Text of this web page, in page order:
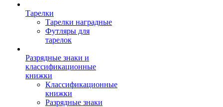
Тарелки
Тарелки наградные
Футляры для
тарелок
Разрядные знаки и
классификационные
книжки
Классификационные
книжки
Разрядные знаки